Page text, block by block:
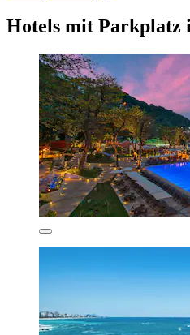
Hotels mit Parkplatz